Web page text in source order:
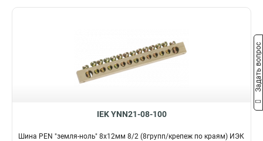
IEK YNN21-08-100
Шина PEN "земля-ноль" 8х12мм 8/2 (8групп/крепеж по краям) ИЭК
Задать вопрос